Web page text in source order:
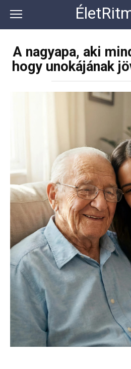
контенту
A nagyapa, aki
hogy unokájának